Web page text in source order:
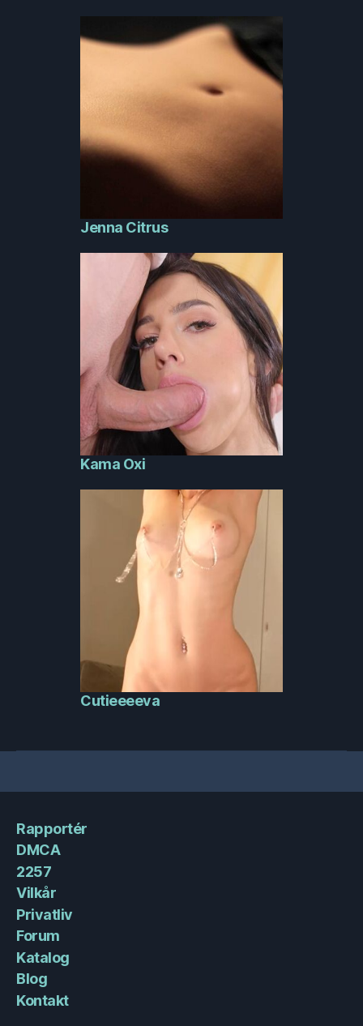
Jenna Citrus
Kama Oxi
Cutieeeeva
Rapportér
DMCA
2257
Vilkår
Privatliv
Forum
Katalog
Blog
Kontakt